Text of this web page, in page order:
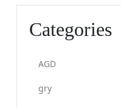
Categories
AGD
gry